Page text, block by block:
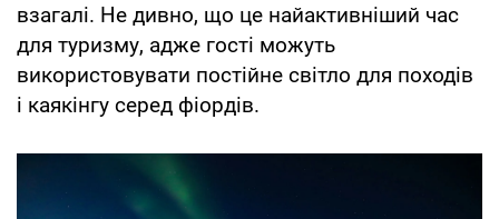
взагалі. Не дивно, що це найактивніший час
для туризму, адже гості можуть
використовувати постійне світло для походів
і каякінгу серед фіордів.